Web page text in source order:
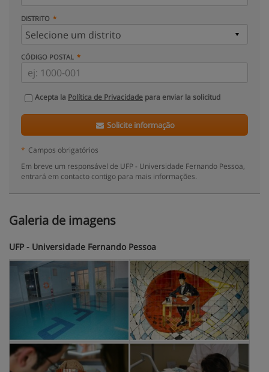
DISTRITO
CÓDIGO POSTAL
Acepta la Política de Privacidade para enviar la solicitud
Solicite informação
* Campos obrigatórios
Em breve um responsável de UFP - Universidade Fernando Pessoa,
entrará em contacto contigo para mais informações.
Galeria de imagens
UFP - Universidade Fernando Pessoa